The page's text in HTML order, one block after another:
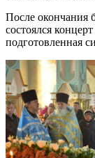
После окончания
состоялся
подготовленная